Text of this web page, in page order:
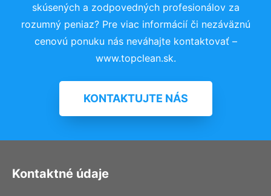
skúsených a zodpovedných profesionálov za
rozumný peniaz? Pre viac informácií či nezáväznú
cenovú ponuku nás neváhajte kontaktovať –
www.topclean.sk.
KONTAKTUJTE NÁS
Kontaktné údaje